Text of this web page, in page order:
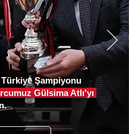
Türkiye Şampiyonu
Gülsima Atlı'yı